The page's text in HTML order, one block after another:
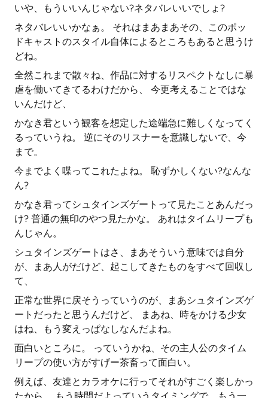
いや、もういいんじゃない?ネタバレいいでしょ?
ネタバレいいかなぁ。 それはまあまあその、このポッ
ドキャストのスタイル自体によるところもあると思うけ
どね。
全然これまで散々ね、作品に対するリスペクトなしに暴
虐を働いてきてるわけだから、 今更考えることではな
いんだけど、
かなき君という観客を想定した途端急に難しくなってく
るっていうね。 逆にそのリスナーを意識しないで、今
まで。
今までよく喋ってこれたよね。 恥ずかしくない?なんな
ん?
かなき君ってシュタインズゲートって見たことあんだっ
け? 普通の無印のやつ見たかな。 あれはタイムリープも
んじゃん。
シュタインズゲートはさ、まあそういう意味では自分
が、まあ人がだけど、起こしてきたものをすべて回収し
て、
正常な世界に戻そうっていうのが、まあシュタインズゲ
ートだったと思うんだけど、 まあね、時をかける少女
はね、もう変えっぱなしなんだよね。
面白いところに。 っていうかね、その主人公のタイム
リープの使い方がすげー茶畜って面白い。
例えば、友達とカラオケに行ってそれがすごく楽しかっ